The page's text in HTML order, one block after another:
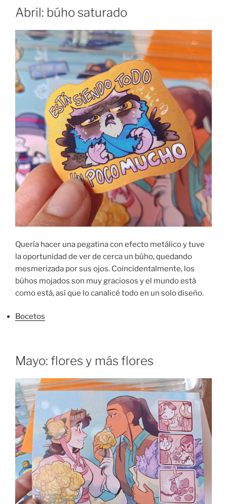
Abril: búho saturado
Quería hacer una pegatina con efecto metálico y tuve
la oportunidad de ver de cerca un búho, quedando
mesmerizada por sus ojos. Coincidentalmente, los
búhos mojados son muy graciosos y el mundo está
como está, así que lo canalicé todo en un solo diseño.
Bocetos
Mayo: flores y más flores